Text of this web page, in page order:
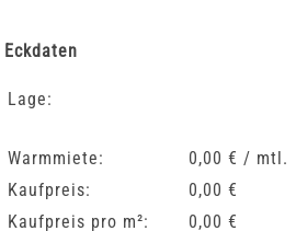
Eckdaten
Lage:
Warmmiete:
0,00 € / mtl.
Kaufpreis:
0,00 €
Kaufpreis pro m²:
0,00 €